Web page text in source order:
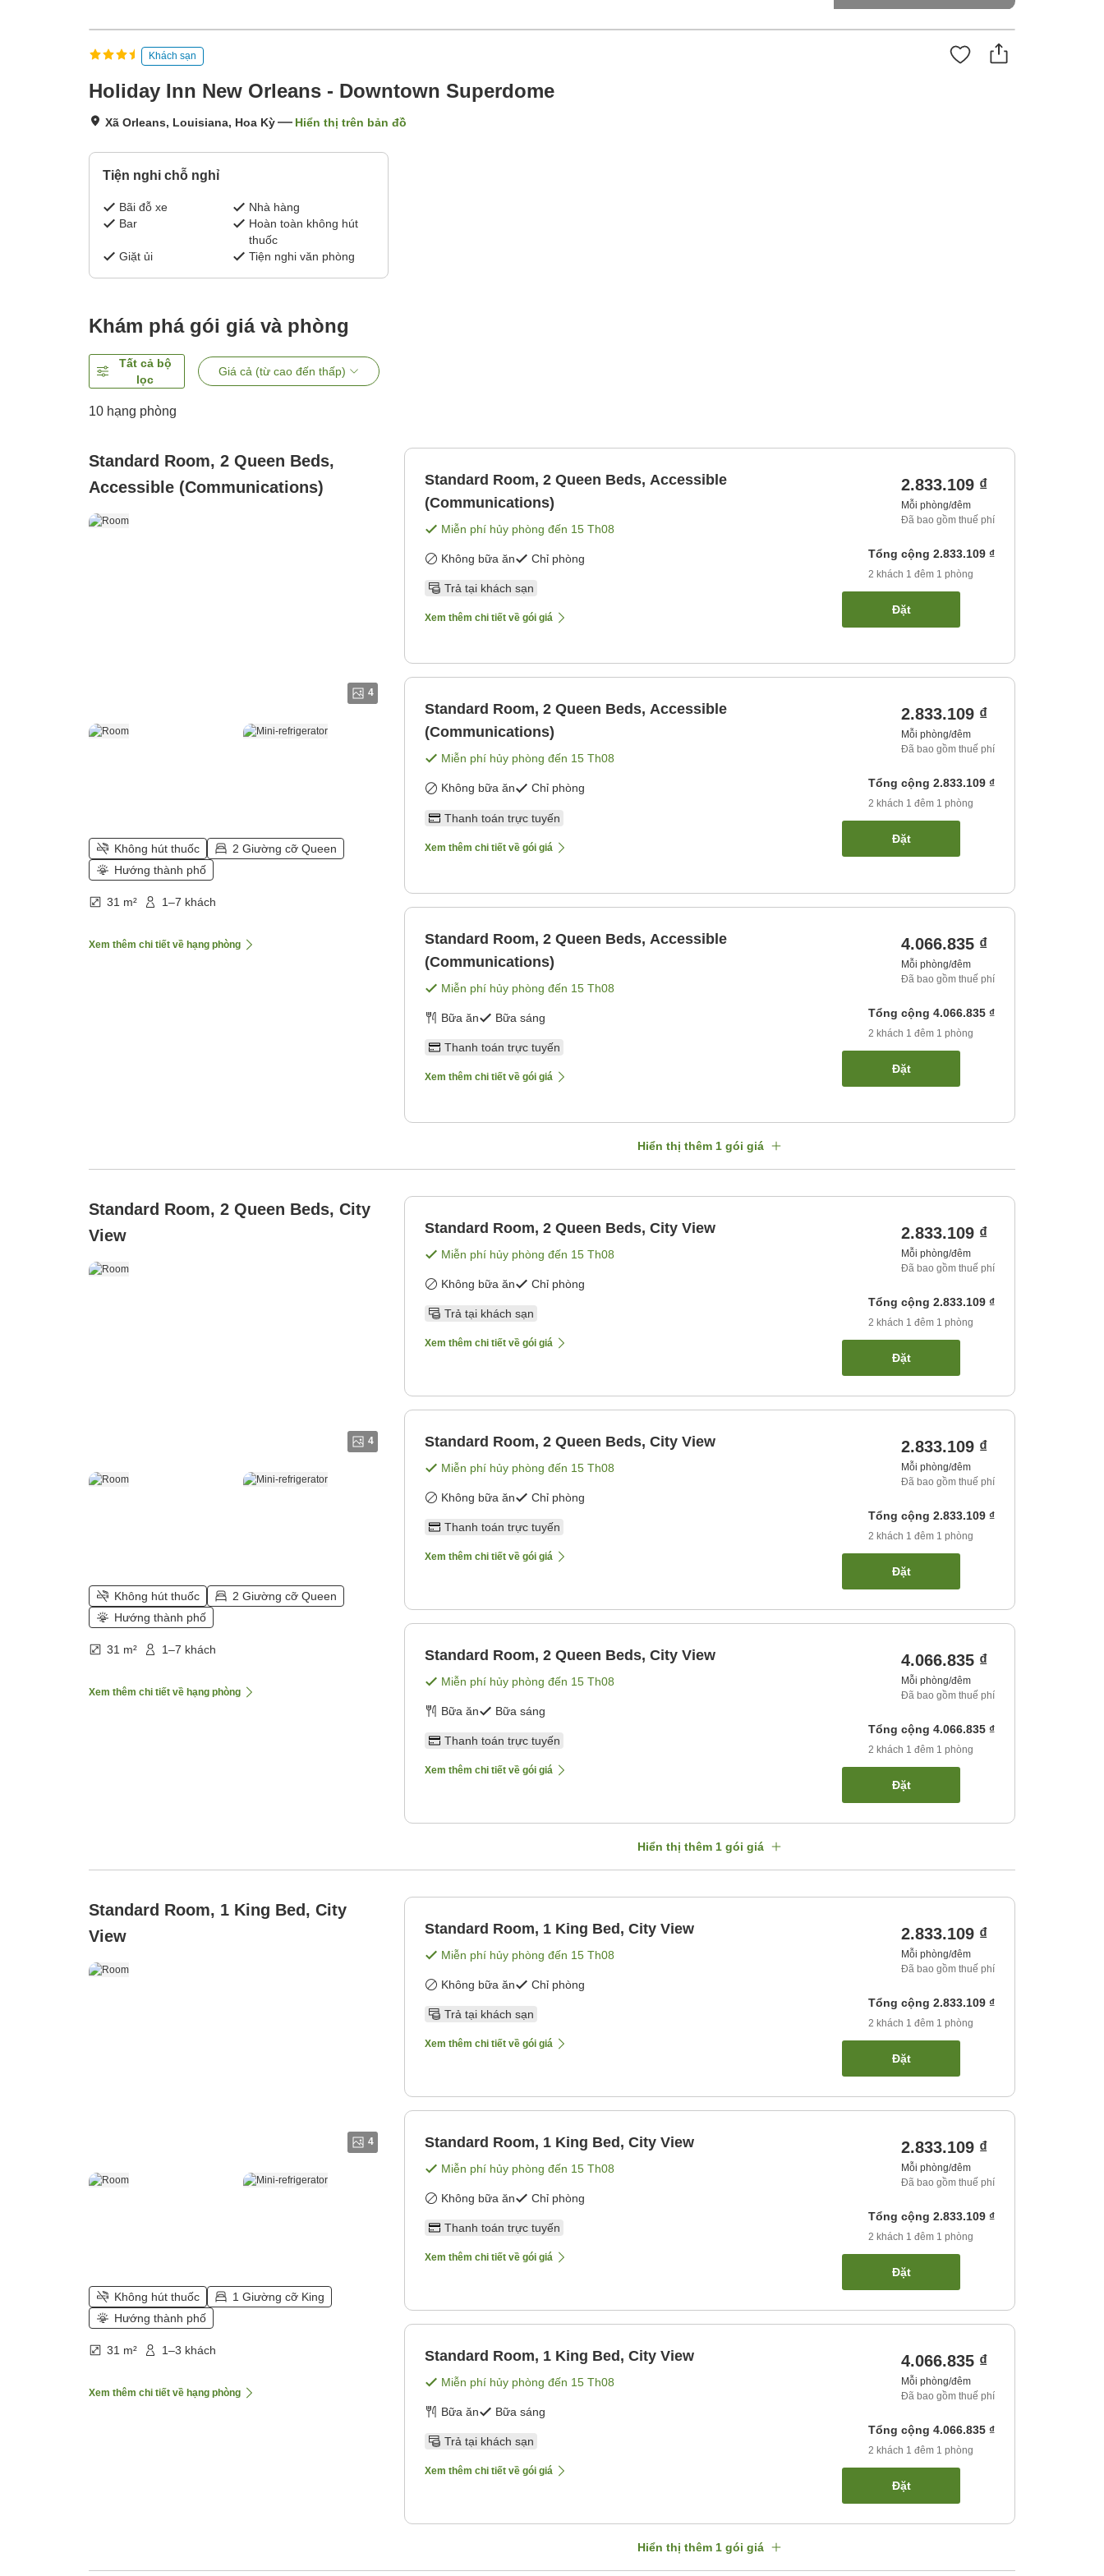
Khách sạn
Holiday Inn New Orleans - Downtown Superdome
Xã Orleans, Louisiana, Hoa Kỳ Hiển thị trên bản đồ
Tiện nghi chỗ nghỉ
Bãi đỗ xe
Nhà hàng
Bar
Hoàn toàn không hút
thuốc
Giặt ủi
Tiện nghi văn phòng
Khám phá gói giá và phòng
Tất cả bộ
lọc
Giá cả (từ cao đến thấp)
10 hạng phòng
Standard Room, 2 Queen Beds,
Accessible (Communications)
4
Không hút thuốc
2 Giường cỡ Queen
Hướng thành phố
31 m² 1–7 khách
Xem thêm chi tiết về hạng phòng
Standard Room, 2 Queen Beds, Accessible
(Communications)
Miễn phí hủy phòng đến 15 Th08
Không bữa ăn Chỉ phòng
Trả tại khách sạn
Xem thêm chi tiết về gói giá
2.833.109 ₫
Mỗi phòng/đêm
Đã bao gồm thuế phí
Tổng cộng 2.833.109 ₫
2 khách 1 đêm 1 phòng
Đặt
Standard Room, 2 Queen Beds, Accessible
(Communications)
Miễn phí hủy phòng đến 15 Th08
Không bữa ăn Chỉ phòng
Thanh toán trực tuyến
Xem thêm chi tiết về gói giá
2.833.109 ₫
Mỗi phòng/đêm
Đã bao gồm thuế phí
Tổng cộng 2.833.109 ₫
2 khách 1 đêm 1 phòng
Đặt
Standard Room, 2 Queen Beds, Accessible
(Communications)
Miễn phí hủy phòng đến 15 Th08
Bữa ăn Bữa sáng
Thanh toán trực tuyến
Xem thêm chi tiết về gói giá
4.066.835 ₫
Mỗi phòng/đêm
Đã bao gồm thuế phí
Tổng cộng 4.066.835 ₫
2 khách 1 đêm 1 phòng
Đặt
Hiển thị thêm 1 gói giá
Standard Room, 2 Queen Beds, City
View
4
Không hút thuốc
2 Giường cỡ Queen
Hướng thành phố
31 m² 1–7 khách
Xem thêm chi tiết về hạng phòng
Standard Room, 2 Queen Beds, City View
Miễn phí hủy phòng đến 15 Th08
Không bữa ăn Chỉ phòng
Trả tại khách sạn
Xem thêm chi tiết về gói giá
2.833.109 ₫
Mỗi phòng/đêm
Đã bao gồm thuế phí
Tổng cộng 2.833.109 ₫
2 khách 1 đêm 1 phòng
Đặt
Standard Room, 2 Queen Beds, City View
Miễn phí hủy phòng đến 15 Th08
Không bữa ăn Chỉ phòng
Thanh toán trực tuyến
Xem thêm chi tiết về gói giá
2.833.109 ₫
Mỗi phòng/đêm
Đã bao gồm thuế phí
Tổng cộng 2.833.109 ₫
2 khách 1 đêm 1 phòng
Đặt
Standard Room, 2 Queen Beds, City View
Miễn phí hủy phòng đến 15 Th08
Bữa ăn Bữa sáng
Thanh toán trực tuyến
Xem thêm chi tiết về gói giá
4.066.835 ₫
Mỗi phòng/đêm
Đã bao gồm thuế phí
Tổng cộng 4.066.835 ₫
2 khách 1 đêm 1 phòng
Đặt
Hiển thị thêm 1 gói giá
Standard Room, 1 King Bed, City
View
4
Không hút thuốc
1 Giường cỡ King
Hướng thành phố
31 m² 1–3 khách
Xem thêm chi tiết về hạng phòng
Standard Room, 1 King Bed, City View
Miễn phí hủy phòng đến 15 Th08
Không bữa ăn Chỉ phòng
Trả tại khách sạn
Xem thêm chi tiết về gói giá
2.833.109 ₫
Mỗi phòng/đêm
Đã bao gồm thuế phí
Tổng cộng 2.833.109 ₫
2 khách 1 đêm 1 phòng
Đặt
Standard Room, 1 King Bed, City View
Miễn phí hủy phòng đến 15 Th08
Không bữa ăn Chỉ phòng
Thanh toán trực tuyến
Xem thêm chi tiết về gói giá
2.833.109 ₫
Mỗi phòng/đêm
Đã bao gồm thuế phí
Tổng cộng 2.833.109 ₫
2 khách 1 đêm 1 phòng
Đặt
Standard Room, 1 King Bed, City View
Miễn phí hủy phòng đến 15 Th08
Bữa ăn Bữa sáng
Trả tại khách sạn
Xem thêm chi tiết về gói giá
4.066.835 ₫
Mỗi phòng/đêm
Đã bao gồm thuế phí
Tổng cộng 4.066.835 ₫
2 khách 1 đêm 1 phòng
Đặt
Hiển thị thêm 1 gói giá